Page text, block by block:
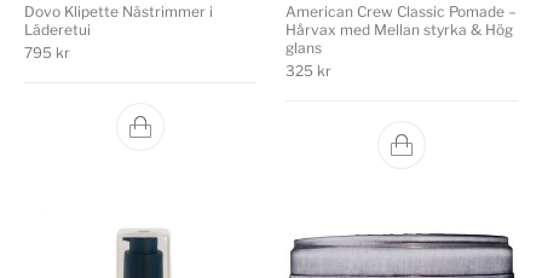
Dovo Klipette Nästrimmer i
Läderetui
795 kr
American Crew Classic Pomade –
Hårvax med Mellan styrka & Hög
glans
325 kr